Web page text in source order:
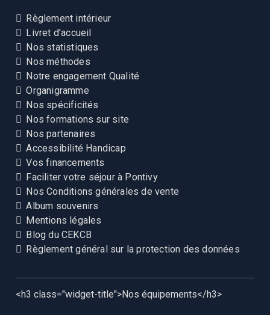
Règlement intérieur
Livret d’accueil
Nos statistiques
Nos méthodes
Notre engagement Qualité
Organigramme
Nos spécificités
Nos formations sur site
Nos partenaires
Accessibilité Handicap
Vos financements
Faciliter votre séjour à Pontivy
Nos Conditions générales de vente
Album souvenirs
Mentions légales
Blog du CEKCB
Règlement général sur la protection des données
<h3 class="widget-title">Nos équipements</h3>